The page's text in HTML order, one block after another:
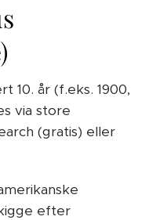
10. år (f.eks. 1900,
via store
(gratis) eller
efter